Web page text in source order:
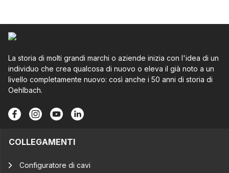
La storia di molti grandi marchi o aziende inizia con l'idea di un
individuo che crea qualcosa di nuovo o eleva il già noto a un
livello completamente nuovo: così anche i 50 anni di storia di
Oehlbach.
COLLEGAMENTI
Configuratore di cavi